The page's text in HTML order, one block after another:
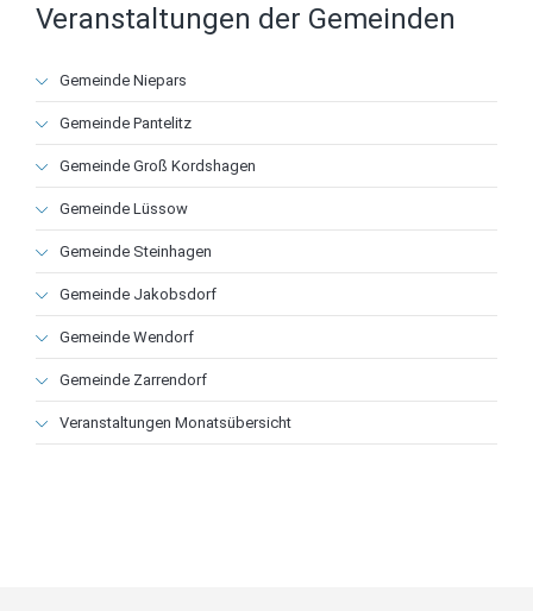
Veranstaltungen der Gemeinden
Navigation
überspringen
Gemeinde Niepars
Gemeinde Pantelitz
Gemeinde Groß Kordshagen
Gemeinde Lüssow
Gemeinde Steinhagen
Gemeinde Jakobsdorf
Gemeinde Wendorf
Gemeinde Zarrendorf
Veranstaltungen Monatsübersicht